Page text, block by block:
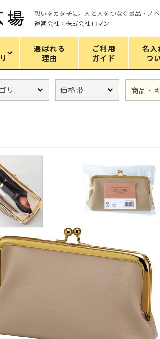
想いをカタチに。人と人をつなぐ景品・ノ
運営会社：株式会社ロマン
選ばれる
理由
ご利用
ガイド
名入
つ
ト
ボディケア スマホ・PCグ
犯グッズ コスメグッズ
ョン雑貨 食品・スイーツ
用具 傘・レイングッ
ナリー
・便利グッズ バッグ&ポーチ
集 キャラクター雑
フト すべてのカテゴ